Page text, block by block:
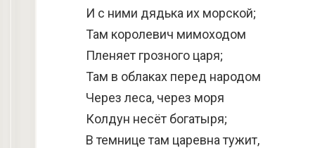
И с ними дядька их морской;
Там королевич мимоходом
Пленяет грозного царя;
Там в облаках перед народом
Через леса, через моря
Колдун несёт богатыря;
В темнице там царевна тужит,